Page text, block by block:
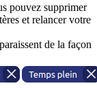
pouvez supprimer
et relancer votre
de la façon